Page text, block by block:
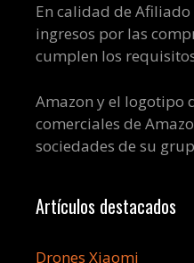
En calidad de
ingresos por las
cumplen los
Amazon y el logotipo
comerciales de
sociedades de su
Artículos destacados
Drones Xiaomi